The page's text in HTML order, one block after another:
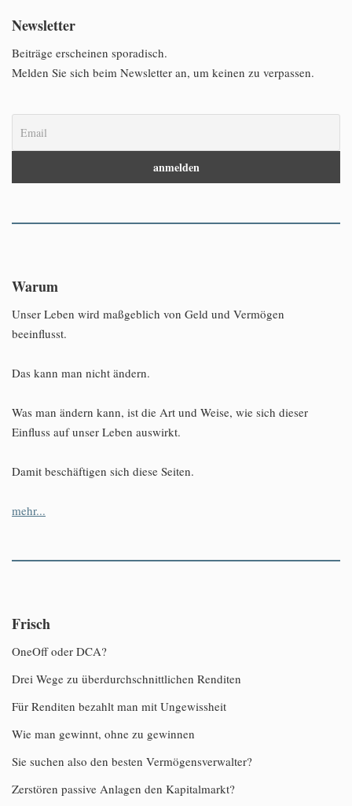
Newsletter
Beiträge erscheinen sporadisch.
Melden Sie sich beim Newsletter an, um keinen zu verpassen.
Warum
Unser Leben wird maßgeblich von Geld und Vermögen
beeinflusst.
Das kann man nicht ändern.
Was man ändern kann, ist die Art und Weise, wie sich dieser
Einfluss auf unser Leben auswirkt.
Damit beschäftigen sich diese Seiten.
mehr...
Frisch
OneOff oder DCA?
Drei Wege zu überdurchschnittlichen Renditen
Für Renditen bezahlt man mit Ungewissheit
Wie man gewinnt, ohne zu gewinnen
Sie suchen also den besten Vermögensverwalter?
Zerstören passive Anlagen den Kapitalmarkt?